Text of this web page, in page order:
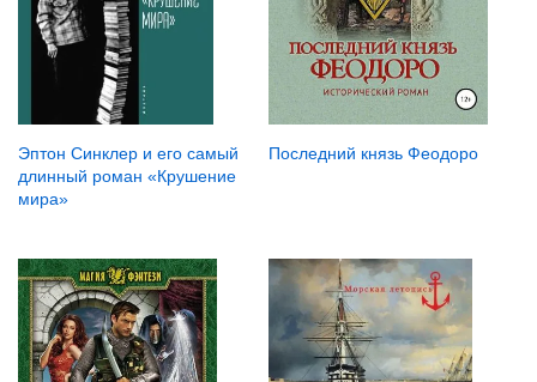
Эптон Синклер и его самый
длинный роман «Крушение
мира»
Последний князь Феодоро